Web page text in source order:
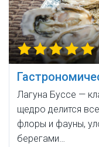
Лагуна Буссе —
щедро делится
флоры и фауны,
берегами…